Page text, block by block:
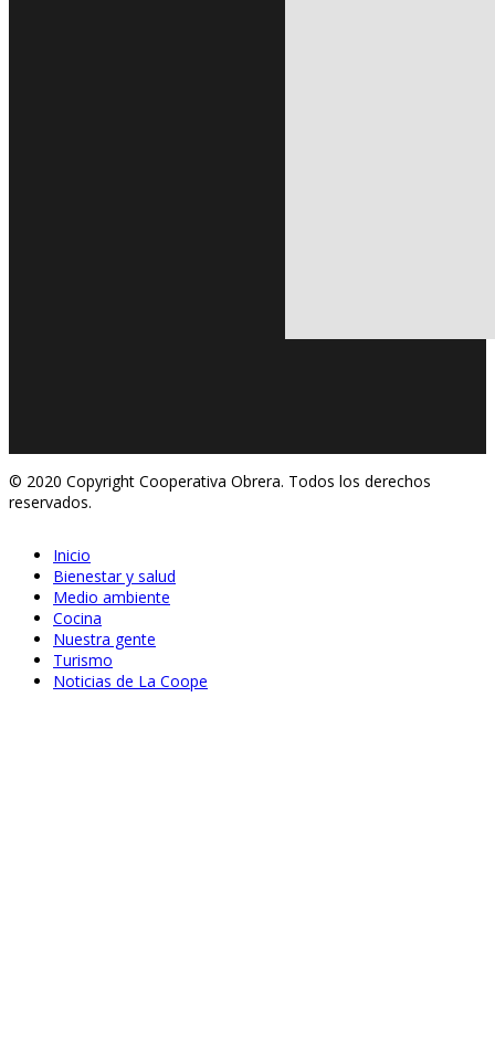
© 2020 Copyright Cooperativa Obrera. Todos los derechos
reservados.
Inicio
Bienestar y salud
Medio ambiente
Cocina
Nuestra gente
Turismo
Noticias de La Coope